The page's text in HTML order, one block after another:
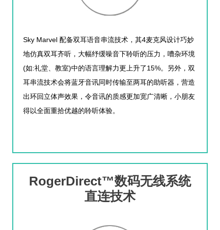
Sky Marvel 配备双耳语音串流技术，其4麦克风设计巧妙
地仿真双耳齐听，大幅纾缓噪音下聆听的压力，嘈杂环境
(如:礼堂、教室)中的语言理解力更上升了 15%。另外，双
耳串流技术会将蓝牙音讯同时传输至两耳的助听器，营造
出环回立体声效果，令音讯的质感更加宽广清晰，小朋友
得以全面重拾优越的聆听体验。
RogerDirect™数码无线系统
直连技术